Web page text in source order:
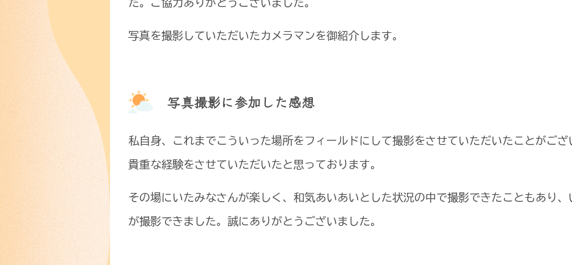
た。ご協力ありがとうございました。
写真を撮影していただいたカメラマンを御紹介します。
写真撮影に参加した感想
私自身、これまでこういった場所をフィールドにして撮影をさせていただいたことがご
貴重な経験をさせていただいたと思っております。
その場にいたみなさんが楽しく、和気あいあいとした状況の中で撮影できたこともあり
が撮影できました。誠にありがとうございました。